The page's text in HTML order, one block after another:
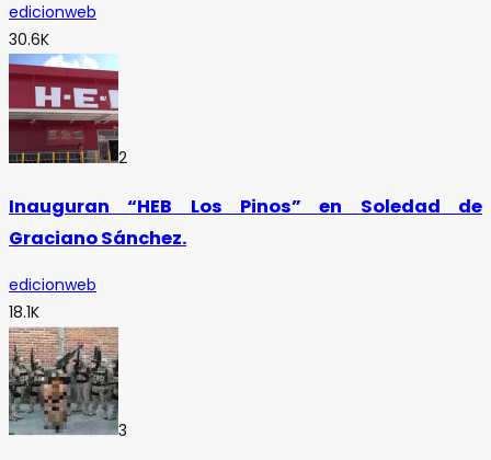
edicionweb
30.6K
2
Inauguran “HEB Los Pinos” en Soledad de
Graciano Sánchez.
edicionweb
18.1K
3